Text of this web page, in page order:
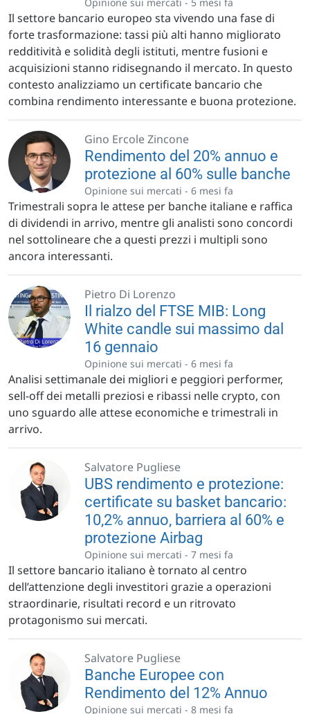
Il settore bancario europeo sta vivendo una fase di
forte trasformazione: tassi più alti hanno migliorato
redditività e solidità degli istituti, mentre fusioni e
acquisizioni stanno ridisegnando il mercato. In questo
contesto analizziamo un certificate bancario che
combina rendimento interessante e buona protezione.
Gino Ercole Zincone
Rendimento del 20% annuo e
protezione al 60% sulle banche
Opinione sui mercati - 6 mesi fa
Trimestrali sopra le attese per banche italiane e raffica
di dividendi in arrivo, mentre gli analisti sono concordi
nel sottolineare che a questi prezzi i multipli sono
ancora interessanti.
Pietro Di Lorenzo
Il rialzo del FTSE MIB: Long
White candle sui massimo dal
16 gennaio
Opinione sui mercati - 6 mesi fa
Analisi settimanale dei migliori e peggiori performer,
sell-off dei metalli preziosi e ribassi nelle crypto, con
uno sguardo alle attese economiche e trimestrali in
arrivo.
Salvatore Pugliese
UBS rendimento e protezione:
certificate su basket bancario:
10,2% annuo, barriera al 60% e
protezione Airbag
Opinione sui mercati - 7 mesi fa
Il settore bancario italiano è tornato al centro
dell’attenzione degli investitori grazie a operazioni
straordinarie, risultati record e un ritrovato
protagonismo sui mercati.
Salvatore Pugliese
Banche Europee con
Rendimento del 12% Annuo
Opinione sui mercati - 8 mesi fa